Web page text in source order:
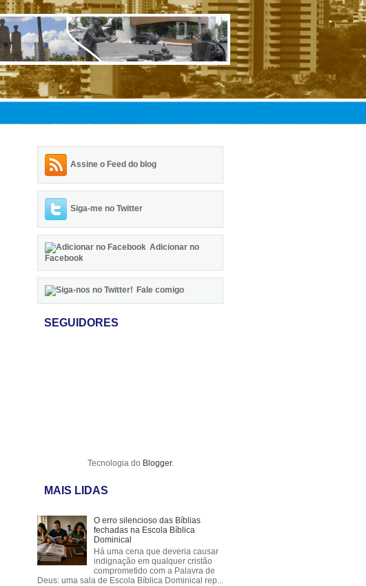
Assine o Feed do blog
Siga-me no Twitter
Adicionar no
Facebook
Fale comigo
SEGUIDORES
Tecnologia do Blogger.
MAIS LIDAS
O erro silencioso das Bíblias
fechadas na Escola Bíblica
Dominical
Há uma cena que deveria causar
indignação em qualquer cristão
comprometido com a Palavra de
Deus: uma sala de Escola Bíblica Dominical rep...